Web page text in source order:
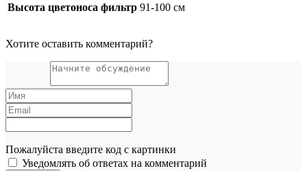
Высота цветоноса фильтр 91-100 см
Хотите оставить комментарий?
Пожалуйста введите код с картинки
Уведомлять об ответах на комментарий